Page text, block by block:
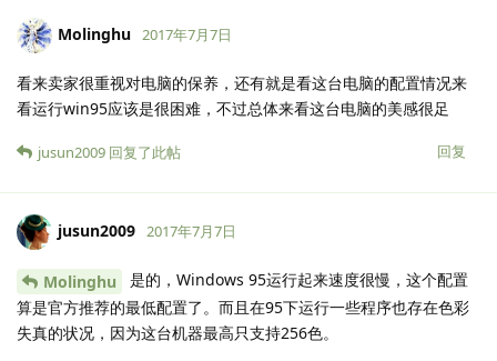
Molinghu 2017年7月7日
看来卖家很重视对电脑的保养，还有就是看这台电脑的配置情况来
看运行win95应该是很困难，不过总体来看这台电脑的美感很足
回复
jusun2009 回复了此帖
jusun2009 2017年7月7日
Molinghu
是的，Windows 95运行起来速度很慢，这个配置
算是官方推荐的最低配置了。而且在95下运行一些程序也存在色彩
失真的状况，因为这台机器最高只支持256色。